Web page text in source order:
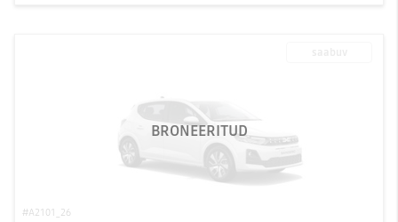
#A2101_26
BRONEERITUD